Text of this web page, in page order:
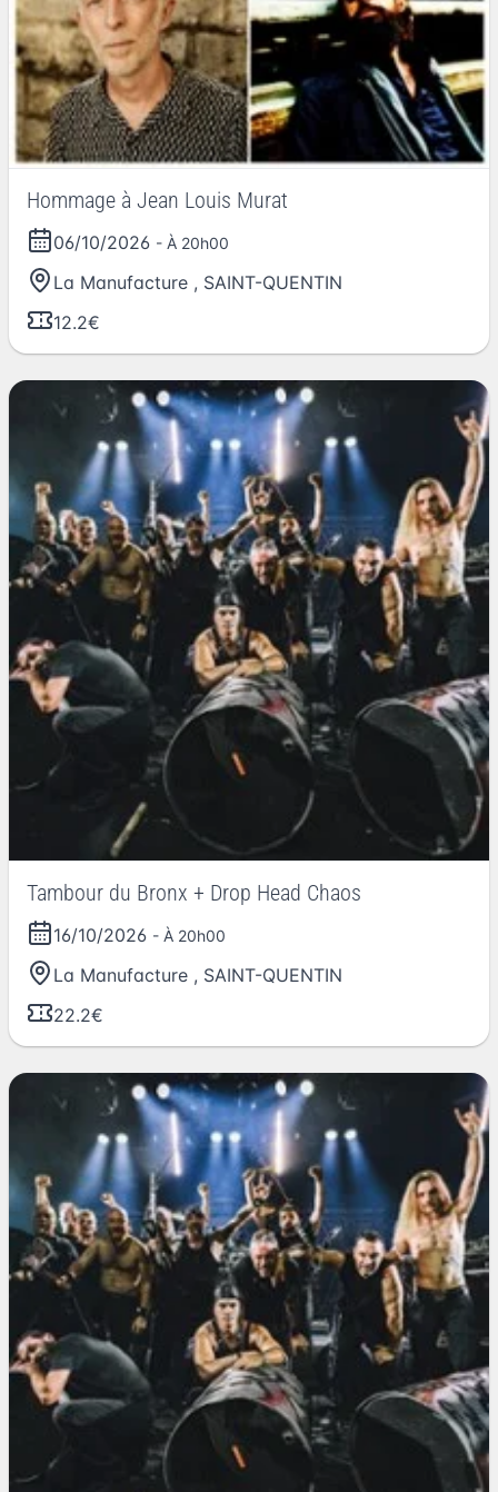
Hommage à Jean Louis Murat
06/10/2026 - À 20h00
La Manufacture , SAINT-QUENTIN
12.2€
Tambour du Bronx + Drop Head Chaos
16/10/2026 - À 20h00
La Manufacture , SAINT-QUENTIN
22.2€